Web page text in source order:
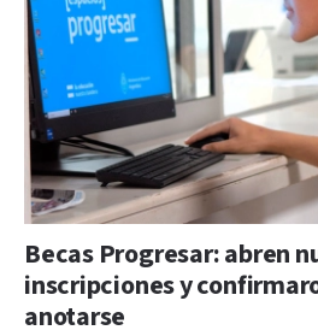
Becas Progresar: abren
inscripciones y
anotarse